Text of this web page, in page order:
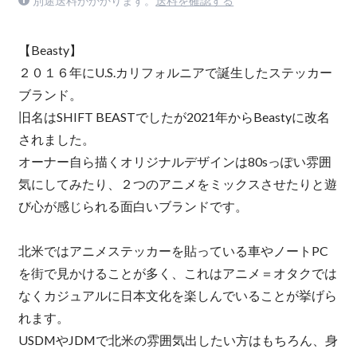
【Beasty】
２０１６年にU.S.カリフォルニアで誕生したステッカー
ブランド。
旧名はSHIFT BEASTでしたが2021年からBeastyに改名
されました。
オーナー自ら描くオリジナルデザインは80sっぽい雰囲
気にしてみたり、２つのアニメをミックスさせたりと遊
び心が感じられる面白いブランドです。
北米ではアニメステッカーを貼っている車やノートPC
を街で見かけることが多く、これはアニメ＝オタクでは
なくカジュアルに日本文化を楽しんでいることが挙げら
れます。
USDMやJDMで北米の雰囲気出したい方はもちろん、身